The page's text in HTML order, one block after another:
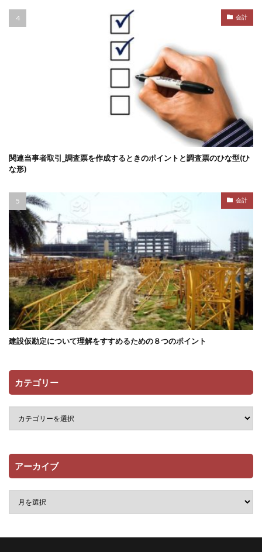
会計
関連当事者取引_調査票を作成するときのポイントと調査票のひな型(ひ
な形)
会計
建設仮勘定について理解をすすめるための８つのポイント
カテゴリー
アーカイブ